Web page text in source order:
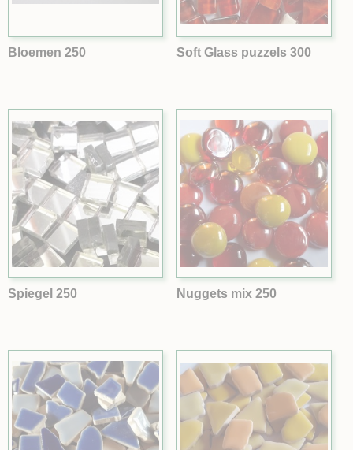
Bloemen 250 Soft Glass puzzels 300
Spiegel 250 Nuggets mix 250